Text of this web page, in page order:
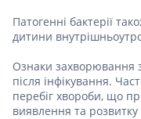
Патогенні бактерії
дитини
Ознаки захворювання
після інфікування.
перебіг хвороби, що
виявлення та